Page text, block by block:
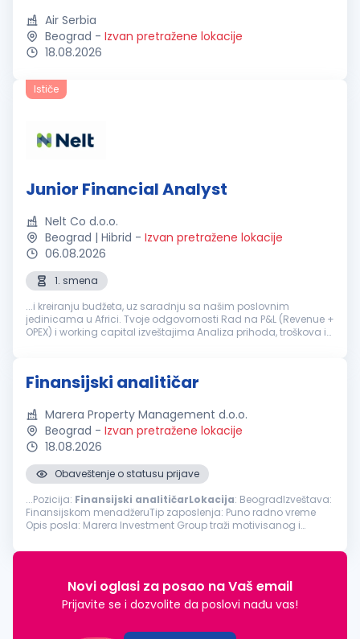
Air Serbia
Beograd - Izvan pretražene lokacije
18.08.2026
Ističe
Junior Financial Analyst
Nelt Co d.o.o.
Beograd | Hibrid - Izvan pretražene lokacije
06.08.2026
1. smena
...i kreiranju budžeta, uz saradnju sa našim poslovnim
jedinicama u Africi. Tvoje odgovornosti Rad na P&L (Revenue +
OPEX) i working capital izveštajima Analiza prihoda, troškova i
Finansijski analitičar
Marera Property Management d.o.o.
Beograd - Izvan pretražene lokacije
18.08.2026
Obaveštenje o statusu prijave
...Pozicija: Finansijski analitičarLokacija: BeogradIzveštava:
Finansijskom menadžeruTip zaposlenja: Puno radno vreme
Opis posla: Marera Investment Group traži motivisanog i
dve godine...
Novi oglasi za posao na Vaš email
Prijavite se i dozvolite da poslovi nađu vas!